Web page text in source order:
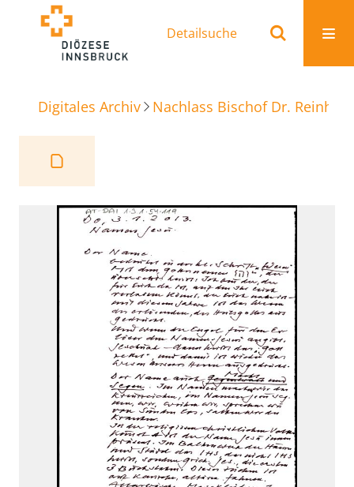
Detailsuche
Digitales Archiv Nachlass Bischof Dr.